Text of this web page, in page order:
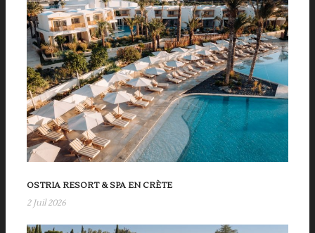
OSTRIA RESORT & SPA EN CRÈTE
2 Juil 2026